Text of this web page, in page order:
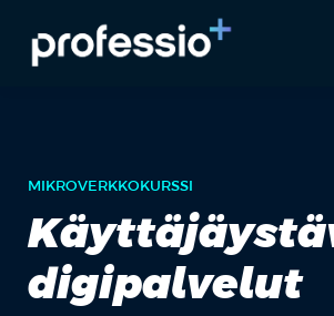
AI Coach
Pyydä demo
MIKROVERKKOKURSSI
digipalvelut